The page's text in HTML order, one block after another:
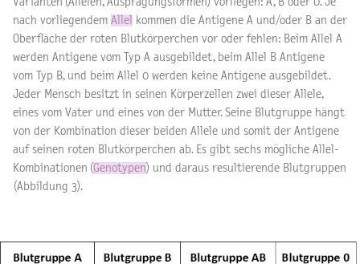
nach vorliegendem Allel kommen die Antigene A und/oder B an der
Oberfläche der roten Blutkörperchen vor oder fehlen: Beim Allel A
werden Antigene vom Typ A ausgebildet, beim Allel B Antigene
vom Typ B, und beim Allel 0 werden keine Antigene ausgebildet.
Jeder Mensch besitzt in seinen Körperzellen zwei dieser Allele,
eines vom Vater und eines von der Mutter. Seine Blutgruppe hängt
von der Kombination dieser beiden Allele und somit der Antigene
auf seinen roten Blutkörperchen ab. Es gibt sechs mögliche Allel-
Kombinationen (Genotypen) und daraus resultierende Blutgruppen
(Abbildung 3).